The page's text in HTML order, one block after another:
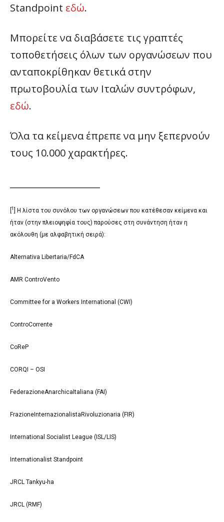
Standpoint εδώ.
Μπορείτε να διαβάσετε τις γραπτές
τοποθετήσεις όλων των οργανώσεων που
ανταποκρίθηκαν θετικά στην
πρωτοβουλία των Ιταλών συντρόφων,
εδώ.
Όλα τα κείμενα έπρεπε να μην ξεπερνούν
τους 10.000 χαρακτήρες.
1 ] Η λίστα του συνόλου των οργανώσεων που κατέθεσαν κείμενα και
ήταν (στην πλειοψηφία τους) παρούσες στη συνάντηση ήταν η
ακόλουθη (με αλφαβητική σειρά):
Alternativa Libertaria/FdCA
AMR ControVento
Committee for a Workers International (CWI)
ControCorrente
CoReP
CORQI – OSI
FederazioneAnarchicaItaliana (FAI)
FrazioneInternazionalistaRivoluzionaria (FIR)
International Socialist League (ISL/LIS)
Internationalist Standpoint
JRCL Tankyu-ha
JRCL (RMF)